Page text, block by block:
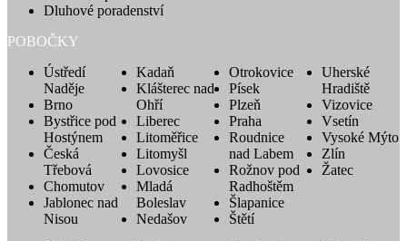
Dluhové poradenství
POBOČKY
Ústředí
Naděje
Brno
Bystřice pod
Hostýnem
Česká
Třebová
Chomutov
Jablonec nad
Nisou
Kadaň
Klášterec nad
Ohří
Liberec
Litoměřice
Litomyšl
Lovosice
Mladá
Boleslav
Nedašov
Otrokovice
Písek
Plzeň
Praha
Roudnice
nad Labem
Rožnov pod
Radhoštěm
Šlapanice
Štětí
Uherské
Hradiště
Vizovice
Vsetín
Vysoké Mýto
Zlín
Žatec